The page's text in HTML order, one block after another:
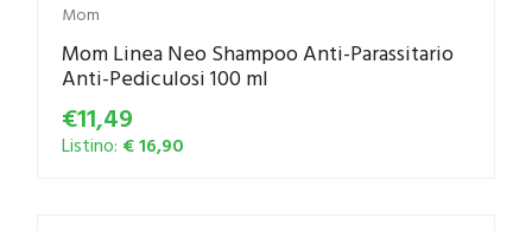
Mom
Mom Linea Neo Shampoo Anti-Parassitario
Anti-Pediculosi 100 ml
€11,49
Listino: € 16,90